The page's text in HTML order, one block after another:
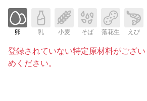
卵 乳 小麦 そば 落花生 えび
登録されていない特定原材料がござ
めください。